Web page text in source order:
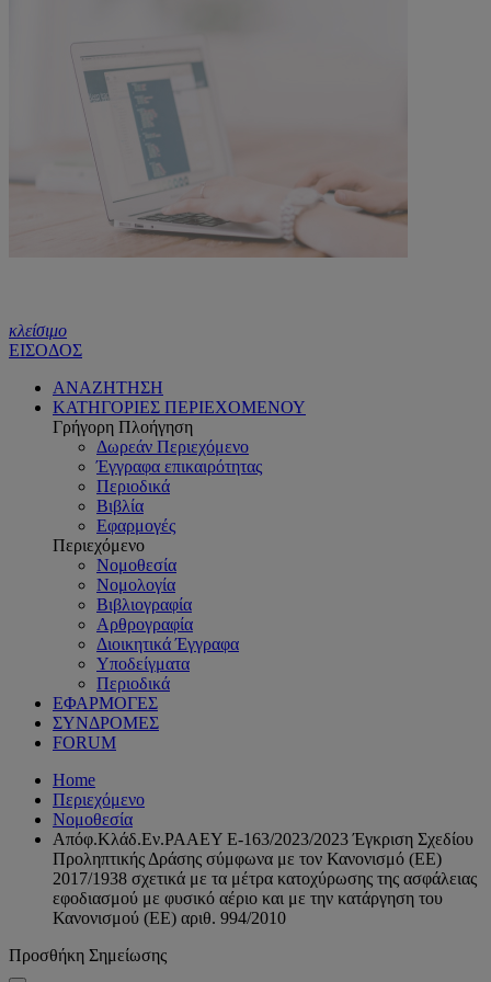
κλείσιμο
ΕΙΣΟΔΟΣ
ΑΝΑΖΗΤΗΣΗ
ΚΑΤΗΓΟΡΙΕΣ ΠΕΡΙΕΧΟΜΕΝΟΥ
Γρήγορη Πλοήγηση
Δωρεάν Περιεχόμενο
Έγγραφα επικαιρότητας
Περιοδικά
Βιβλία
Εφαρμογές
Περιεχόμενο
Νομοθεσία
Νομολογία
Βιβλιογραφία
Αρθρογραφία
Διοικητικά Έγγραφα
Υποδείγματα
Περιοδικά
ΕΦΑΡΜΟΓΕΣ
ΣΥΝΔΡΟΜΕΣ
FORUM
Home
Περιεχόμενο
Νομοθεσία
Απόφ.Κλάδ.Εν.ΡΑΑΕΥ Ε-163/2023/2023 Έγκριση Σχεδίου
Προληπτικής Δράσης σύμφωνα με τον Κανονισμό (EE)
2017/1938 σχετικά με τα μέτρα κατοχύρωσης της ασφάλειας
εφοδιασμού με φυσικό αέριο και με την κατάργηση του
Κανονισμού (ΕΕ) αριθ. 994/2010
Προσθήκη Σημείωσης